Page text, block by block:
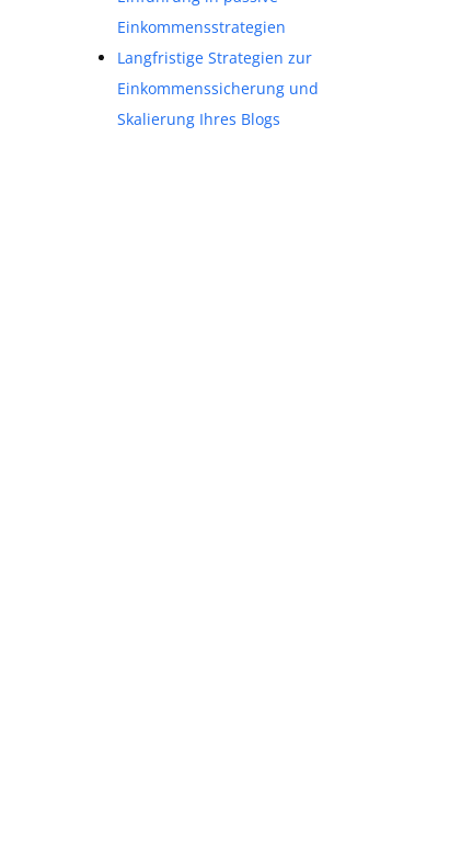
Einkommensstrategien
Langfristige Strategien zur
Einkommenssicherung und
Skalierung Ihres Blogs